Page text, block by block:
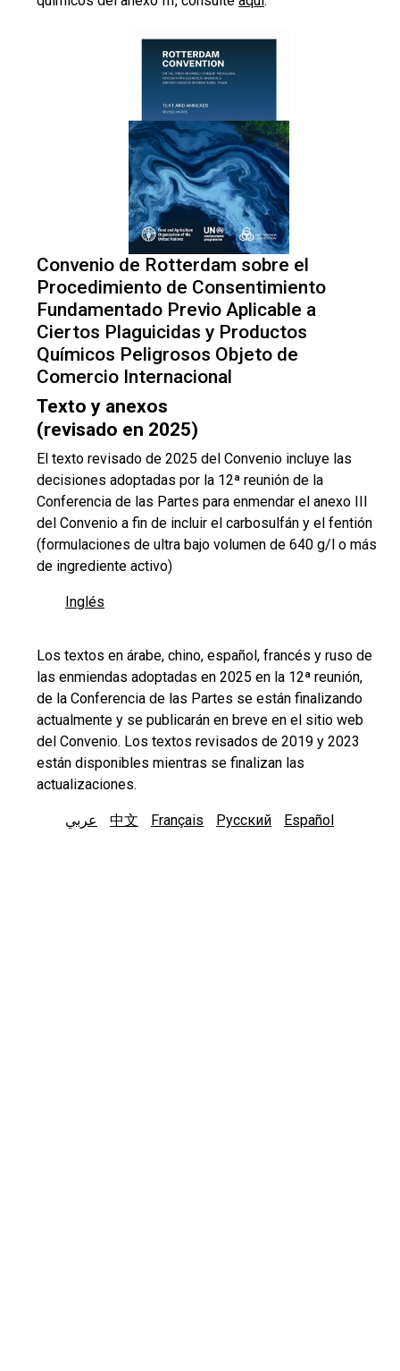
Convenio de Rotterdam sobre el
Procedimiento de Consentimiento
Fundamentado Previo Aplicable a
Ciertos Plaguicidas y Productos
Químicos Peligrosos Objeto de
Comercio Internacional
Texto y anexos
(revisado en 2025)
El texto revisado de 2025 del Convenio incluye las
decisiones adoptadas por la 12ª reunión de la
Conferencia de las Partes para enmendar el anexo III
del Convenio a fin de incluir el carbosulfán y el fentión
(formulaciones de ultra bajo volumen de 640 g/l o más
de ingrediente activo)
Inglés
Los textos en árabe, chino, español, francés y ruso de
las enmiendas adoptadas en 2025 en la 12ª reunión,
de la Conferencia de las Partes se están finalizando
actualmente y se publicarán en breve en el sitio web
del Convenio. Los textos revisados de 2019 y 2023
están disponibles mientras se finalizan las
actualizaciones.
عربي 中文 Français Русский Español